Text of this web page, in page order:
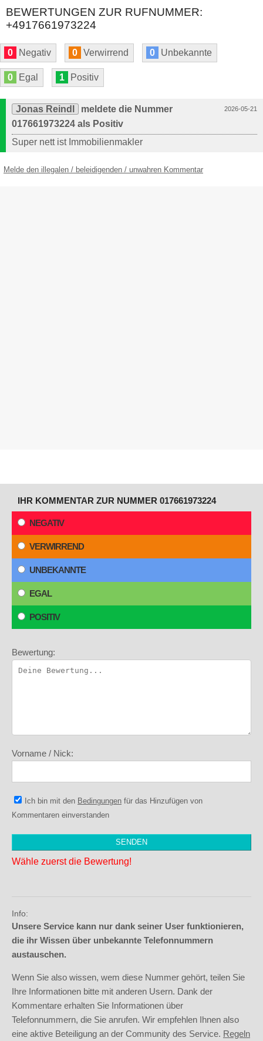
BEWERTUNGEN ZUR RUFNUMMER:
+4917661973224
0 Negativ 0 Verwirrend 0 Unbekannte
0 Egal 1 Positiv
2026-05-21
Jonas Reindl
meldete die Nummer
017661973224 als Positiv
Super nett ist Immobilienmakler
Melde den illegalen / beleidigenden / unwahren Kommentar
IHR KOMMENTAR ZUR NUMMER 017661973224
NEGATIV
VERWIRREND
UNBEKANNTE
EGAL
POSITIV
Bewertung:
Vorname / Nick:
Ich bin mit den Bedingungen für das Hinzufügen von
Kommentaren einverstanden
Wähle zuerst die Bewertung!
Info:
Unsere Service kann nur dank seiner User funktionieren,
die ihr Wissen über unbekannte Telefonnummern
austauschen.
Wenn Sie also wissen, wem diese Nummer gehört, teilen Sie
Ihre Informationen bitte mit anderen Usern. Dank der
Kommentare erhalten Sie Informationen über
Telefonnummern, die Sie anrufen. Wir empfehlen Ihnen also
eine aktive Beteiligung an der Community des Service. Regeln